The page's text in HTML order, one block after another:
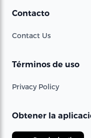
Contacto
Contact Us
Términos de uso
Privacy Policy
Obtener la